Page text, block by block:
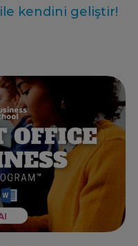
kendini geliştir!